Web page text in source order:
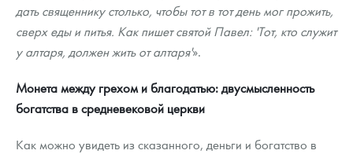
дать священнику столько, чтобы тот в тот день мог прожить,
сверх еды и питья. Как пишет святой Павел: 'Тот, кто служит
у алтаря, должен жить от алтаря'».
Монета между грехом и благодатью: двусмысленность
богатства в средневековой церкви
Как можно увидеть из сказанного, деньги и богатство в